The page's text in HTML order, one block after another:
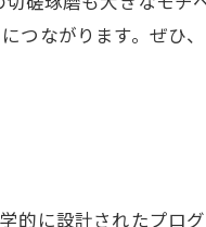
つながります。ぜひ
的に設計されたプロ